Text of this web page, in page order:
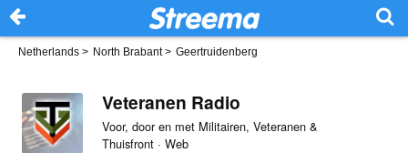
Netherlands > North Brabant> Geertruidenberg
Veteranen Radio
Voor, door en met Militairen, Veteranen &
Thuisfront · Web